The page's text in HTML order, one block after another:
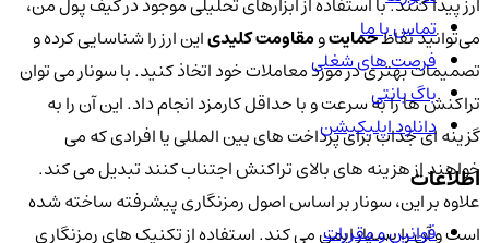
می‌توانید نقاطحمایتومقاومت کلیدیاین ارز را شناسایی کرده و
تصمیمات بهتری در مورد معاملات خود اتخاذ کنید. با سونار می توان
تراکنش ها را به سرعت و با حداقل کارمزد انجام داد. این آن را به
گزینه ای جذاب برای پرداخت های بین المللی یا افرادی که می
خواهند از هزینه های بالای تراکنش اجتناب کنند تبدیل می کند.
علاوه بر این، سونار بر اساس اصول رمزنگاری پیشرفته ساخته شده
است و آن را بسیار ایمن می کند. استفاده از تکنیک های رمزنگاری
تماس با ما
فرصت های شغلی
باگ بانتی
دانلود اپلیکیشن
اطلاعات
قوانین و مقررات